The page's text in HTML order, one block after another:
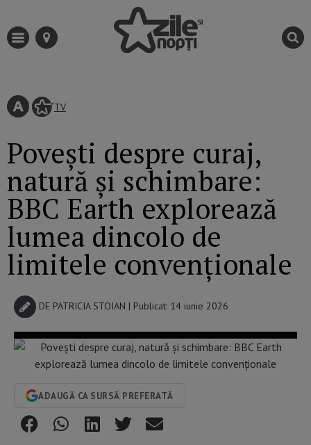
TV
Povești despre curaj,
natură și schimbare:
BBC Earth explorează
lumea dincolo de
limitele convenționale
DE PATRICIA STOIAN | Publicat: 14 iunie 2026
ADAUGĂ CA SURSĂ PREFERATĂ